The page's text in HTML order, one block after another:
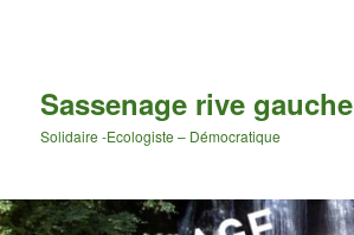
Sassenage rive gauche
Solidaire -Ecologiste – Démocratique